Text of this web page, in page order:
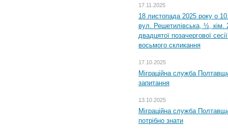
17.11.2025
18 листопада 2025 року о
вул. Решетилівська, ½, кім.
двадцятої позачергової
восьмого скликання
17.10.2025
Міграційна служба
запитання
13.10.2025
Міграційна служба
потрібно знати